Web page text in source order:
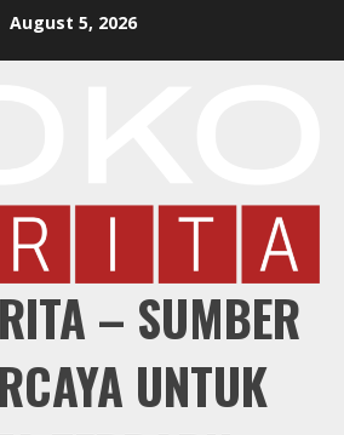
August 5, 2026
– SUMBER
UNTUK